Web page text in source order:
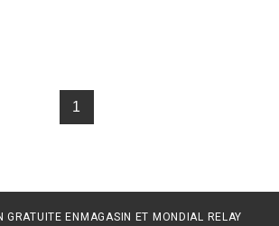
1
GRATUITE ENMAGASIN ET MONDIAL RELAY